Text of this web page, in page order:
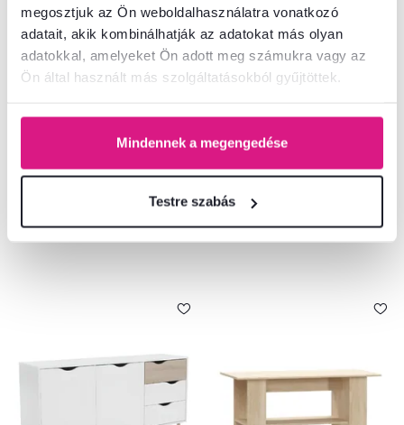
megosztjuk az Ön weboldalhasználatra vonatkozó
adatait, akik kombinálhatják az adatokat más olyan
adatokkal, amelyeket Ön adott meg számukra vagy az
Ön által használt más szolgáltatásokból gyűjtöttek.
Mindennek a megengedése
Testre szabás
Szekrény 2D2S, fehér, OLJE
komód 3D2S, fehér/tölgy
sonoma, TEYO
56 300 Ft
2 Szín - részletes